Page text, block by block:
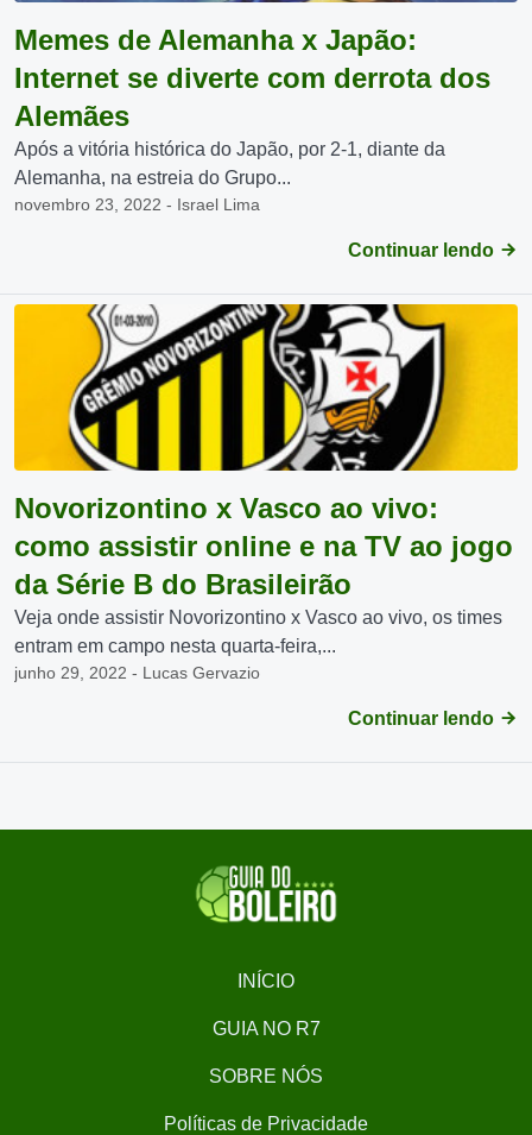
Memes de Alemanha x Japão:
Internet se diverte com derrota dos
Alemães
Após a vitória histórica do Japão, por 2-1, diante da
Alemanha, na estreia do Grupo...
novembro 23, 2022 - Israel Lima
Continuar lendo
Novorizontino x Vasco ao vivo:
como assistir online e na TV ao jogo
da Série B do Brasileirão
Veja onde assistir Novorizontino x Vasco ao vivo, os times
entram em campo nesta quarta-feira,...
junho 29, 2022 - Lucas Gervazio
Continuar lendo
INÍCIO
GUIA NO R7
SOBRE NÓS
Políticas de Privacidade